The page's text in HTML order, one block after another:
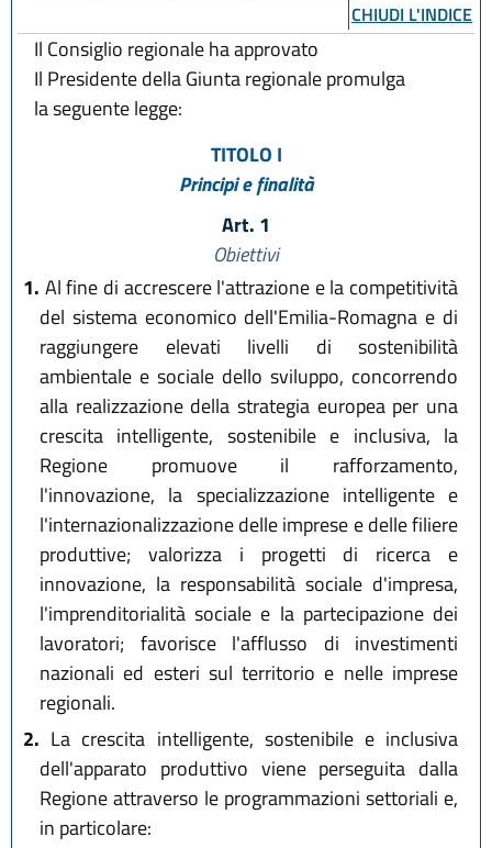
CHIUDI L'INDICE
Il Consiglio regionale ha approvato
Il Presidente della Giunta regionale promulga
la seguente legge:
TITOLO I
Principi e finalità
Art. 1
Obiettivi
1. Al fine di accrescere l'attrazione e la competitività
del sistema economico dell'Emilia-Romagna e di
raggiungere elevati livelli di sostenibilità
ambientale e sociale dello sviluppo, concorrendo
alla realizzazione della strategia europea per una
crescita intelligente, sostenibile e inclusiva, la
Regione promuove il rafforzamento,
l'innovazione, la specializzazione intelligente e
l'internazionalizzazione delle imprese e delle filiere
produttive; valorizza i progetti di ricerca e
innovazione, la responsabilità sociale d'impresa,
l'imprenditorialità sociale e la partecipazione dei
lavoratori; favorisce l'afflusso di investimenti
nazionali ed esteri sul territorio e nelle imprese
regionali.
2. La crescita intelligente, sostenibile e inclusiva
dell'apparato produttivo viene perseguita dalla
Regione attraverso le programmazioni settoriali e,
in particolare: